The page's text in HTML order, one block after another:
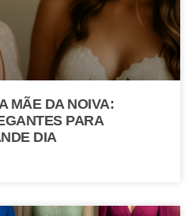
MÃE DA NOIVA:
PARA
DIA